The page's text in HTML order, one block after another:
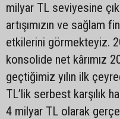
milyar TL seviyesine
artışımızın ve sağlam
etkilerini görmekteyiz.
konsolide net kârımız
geçtiğimiz yılın ilk
TL’lik serbest karşılık
4 milyar TL olarak